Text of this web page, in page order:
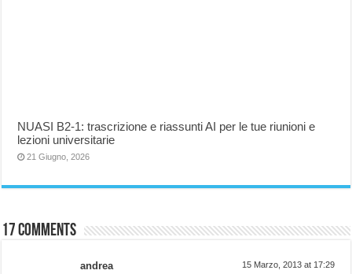
NUASI B2-1: trascrizione e riassunti AI per le tue riunioni e
lezioni universitarie
21 Giugno, 2026
17 comments
andrea 15 Marzo, 2013 at 17:29